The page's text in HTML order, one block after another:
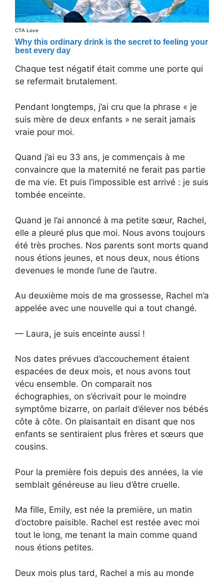
Chaque test négatif était comme une porte qui
se refermait brutalement.
Pendant longtemps, j’ai cru que la phrase « je
suis mère de deux enfants » ne serait jamais
vraie pour moi.
Quand j’ai eu 33 ans, je commençais à me
convaincre que la maternité ne ferait pas partie
de ma vie. Et puis l’impossible est arrivé : je suis
tombée enceinte.
Quand je l’ai annoncé à ma petite sœur, Rachel,
elle a pleuré plus que moi. Nous avons toujours
été très proches. Nos parents sont morts quand
nous étions jeunes, et nous deux, nous étions
devenues le monde l’une de l’autre.
Au deuxième mois de ma grossesse, Rachel m’a
appelée avec une nouvelle qui a tout changé.
— Laura, je suis enceinte aussi !
Nos dates prévues d’accouchement étaient
espacées de deux mois, et nous avons tout
vécu ensemble. On comparait nos
échographies, on s’écrivait pour le moindre
symptôme bizarre, on parlait d’élever nos bébés
côte à côte. On plaisantait en disant que nos
enfants se sentiraient plus frères et sœurs que
cousins.
Pour la première fois depuis des années, la vie
semblait généreuse au lieu d’être cruelle.
Ma fille, Emily, est née la première, un matin
d’octobre paisible. Rachel est restée avec moi
tout le long, me tenant la main comme quand
nous étions petites.
Deux mois plus tard, Rachel a mis au monde